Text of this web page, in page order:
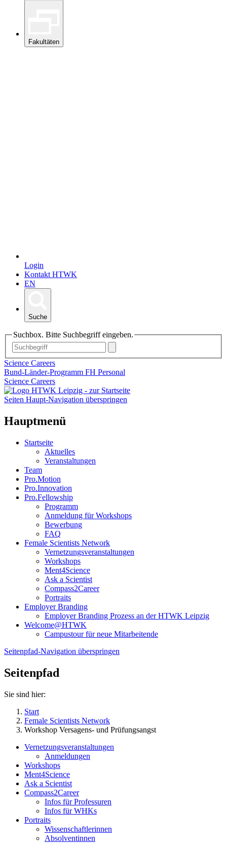
Fakultäten
Login
Kontakt HTWK
EN
Suche
Suchbox. Bitte Suchbegriff eingeben.
Science Careers
Bund-Länder-Programm FH Personal
Science Careers
Seiten Haupt-Navigation überspringen
Hauptmenü
Startseite
Aktuelles
Veranstaltungen
Team
Pro.Motion
Pro.Innovation
Pro.Fellowship
Programm
Anmeldung für Workshops
Bewerbung
FAQ
Female Scientists Network
Vernetzungsveranstaltungen
Workshops
Ment4Science
Ask a Scientist
Compass2Career
Portraits
Employer Branding
Employer Branding Prozess an der HTWK Leipzig
Welcome@HTWK
Campustour für neue Mitarbeitende
Seitenpfad-Navigation überspringen
Seitenpfad
Sie sind hier:
Start
Female Scientists Network
Workshop Versagens- und Prüfungsangst
Vernetzungsveranstaltungen
Anmeldungen
Workshops
Ment4Science
Ask a Scientist
Compass2Career
Infos für Professuren
Infos für WHKs
Portraits
Wissenschaftlerinnen
Absolventinnen